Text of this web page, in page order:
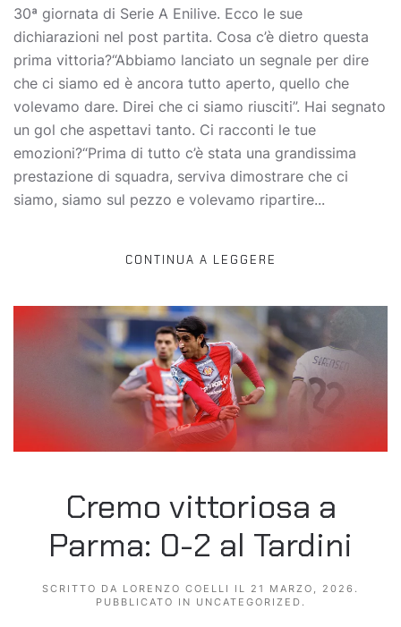
30ª giornata di Serie A Enilive. Ecco le sue
dichiarazioni nel post partita. Cosa c’è dietro questa
prima vittoria?“Abbiamo lanciato un segnale per dire
che ci siamo ed è ancora tutto aperto, quello che
volevamo dare. Direi che ci siamo riusciti”. Hai segnato
un gol che aspettavi tanto. Ci racconti le tue
emozioni?“Prima di tutto c’è stata una grandissima
prestazione di squadra, serviva dimostrare che ci
siamo, siamo sul pezzo e volevamo ripartire...
CONTINUA A LEGGERE
Cremo vittoriosa a
Parma: 0-2 al Tardini
SCRITTO DA LORENZO COELLI IL 21 MARZO, 2026 .
PUBBLICATO IN UNCATEGORIZED .